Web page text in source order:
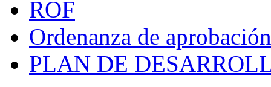
ROF
Ordenanza de
PLAN DE